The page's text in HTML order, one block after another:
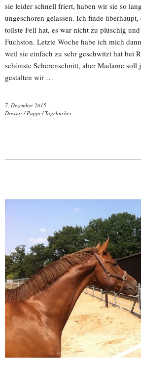
sie leider schnell friert, haben wir sie so
ungeschoren gelassen. Ich finde
tollste Fell hat, es war nicht zu plüschig
Fuchston. Letzte Woche habe ich mich
weil sie einfach zu sehr geschwitzt hat bei
schönste Scherenschnitt, aber Madame
gestalten wir …
7. Dezember 2015
Dressur/ Püppi /Tagebücher